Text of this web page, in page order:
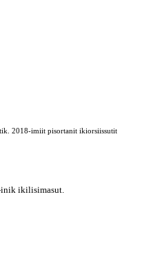
2018-imiit pisortanit ikiorsiissutit
ikilisimasut.